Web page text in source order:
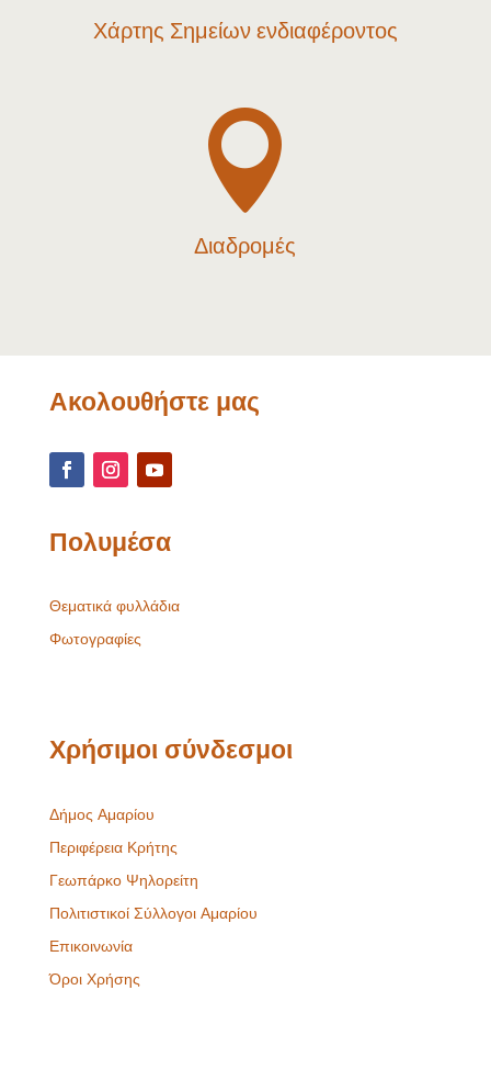
Χάρτης Σημείων ενδιαφέροντος

Διαδρομές
Ακολουθήστε μας
Πολυμέσα
Θεματικά φυλλάδια
Φωτογραφίες
Χρήσιμοι σύνδεσμοι
Δήμος Αμαρίου
Περιφέρεια Κρήτης
Γεωπάρκο Ψηλορείτη
Πολιτιστικοί Σύλλογοι Αμαρίου
Επικοινωνία
Όροι Χρήσης